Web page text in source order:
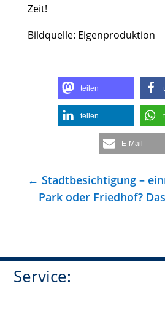
Zeit!
Bildquelle: Eigenproduktion
teilen
teilen
E-Mail
← Stadtbesichtigung –
Park oder Friedhof?
Service: